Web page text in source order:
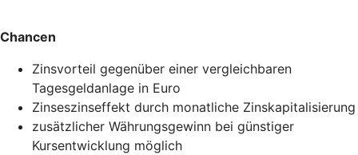
Chancen
Zinsvorteil gegenüber einer vergleichbaren
Tagesgeldanlage in Euro
Zinseszinseffekt durch monatliche Zinskapitalisierung
zusätzlicher Währungsgewinn bei günstiger
Kursentwicklung möglich